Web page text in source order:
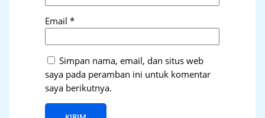
Email*
Simpan nama, email, dan situs web
saya pada peramban ini untuk komentar
saya berikutnya.